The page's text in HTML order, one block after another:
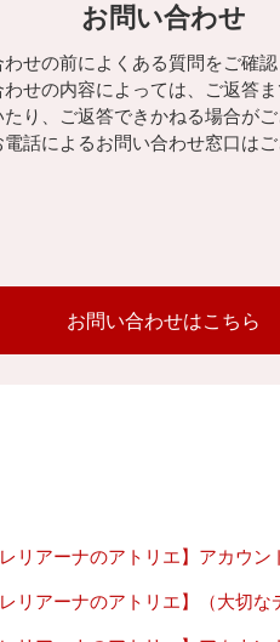
お問い合わせ
せの前によくある質問をご確認
わせの内容によっては、ご返答
り、ご返答できかねる場合がご
話によるお問い合わせ窓口はご
お問い合わせはこちら
レリアーナのアトリエ】アカウ
レリアーナのアトリエ】（大切